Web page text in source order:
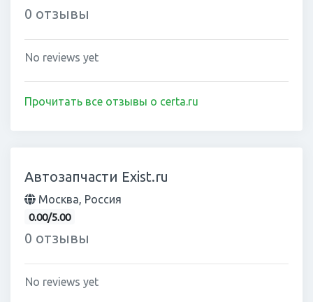
0 отзывы
No reviews yet
Прочитать все отзывы о certa.ru
Автозапчасти Exist.ru
Москва, Россия
0.00/5.00
0 отзывы
No reviews yet